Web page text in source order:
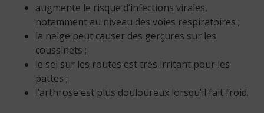
augmente le risque d’infections virales,
notamment au niveau des voies respiratoires ;
la neige peut causer des gerçures sur les
coussinets ;
le sel sur les routes est très irritant pour les
pattes ;
l’arthrose est plus douloureux lorsqu’il fait froid.